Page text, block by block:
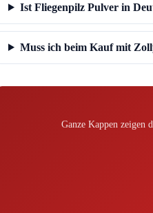
Ist Fliegenpilz Pulver in
Muss ich beim Kauf mit
Ganze Kappen zeigen